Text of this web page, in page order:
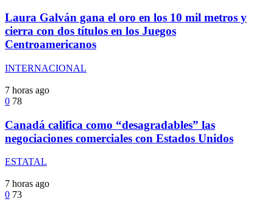
Laura Galván gana el oro en los 10 mil metros y
cierra con dos títulos en los Juegos
Centroamericanos
INTERNACIONAL
7 horas ago
0 78
Canadá califica como “desagradables” las
negociaciones comerciales con Estados Unidos
ESTATAL
7 horas ago
0 73